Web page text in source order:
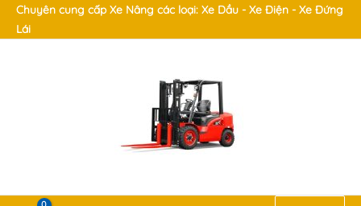
NhảyChuyên cung cấp Xe Nâng các loại: Xe Dầu - Xe Điện - Xe Đứng
Lái
Main
Menu